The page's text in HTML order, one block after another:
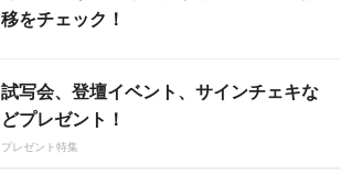
移をチェック！
試写会、登壇イベント、サインチェキな
どプレゼント！
プレゼント特集